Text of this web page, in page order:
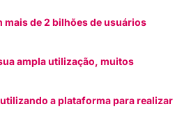
de 2 bilhões de usuários
ampla utilização, muitos
a plataforma para realizar